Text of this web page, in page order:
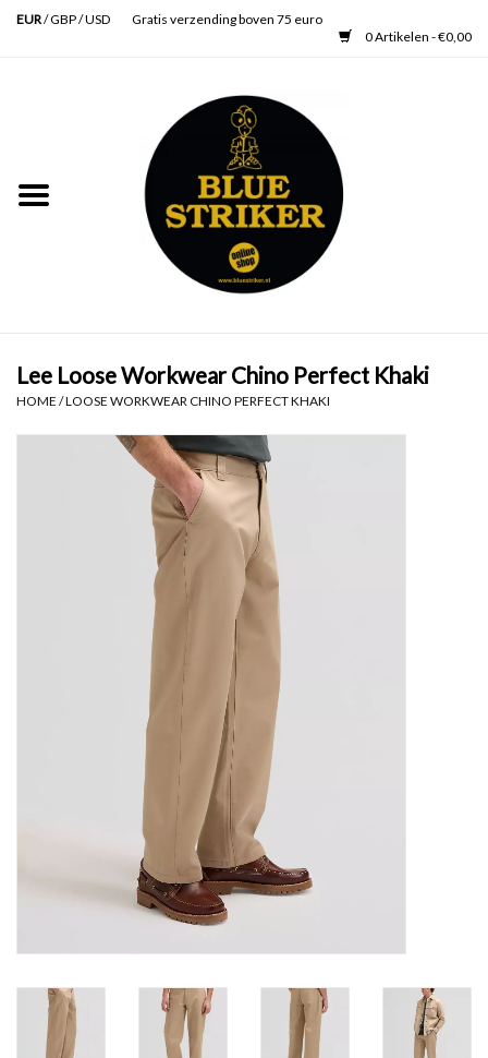
EUR/GBP/USD
Gratis verzending boven 75 euro
0 Artikelen - €0,00
Schoenen
Lee Loose Workwear Chino Perfect Khaki
HOME /LOOSE WORKWEAR CHINO PERFECT KHAKI